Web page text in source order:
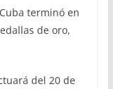
terminó en
de oro,
del 20 de